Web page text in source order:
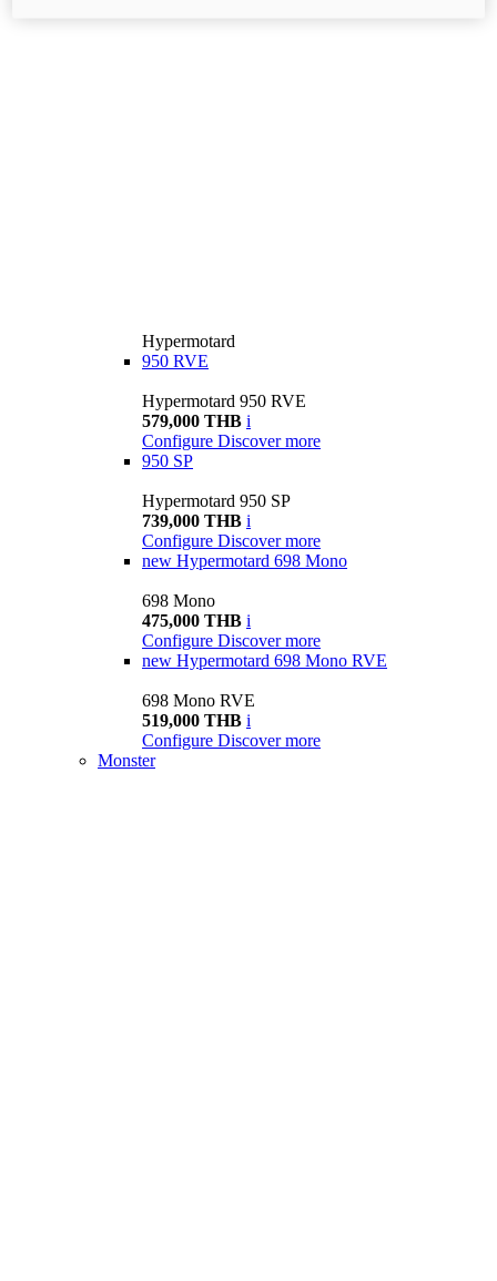
Hypermotard
950 RVE
Hypermotard 950 RVE
579,000 THB i
Configure Discover more
950 SP
Hypermotard 950 SP
739,000 THB i
Configure Discover more
new Hypermotard 698 Mono
698 Mono
475,000 THB i
Configure Discover more
new Hypermotard 698 Mono RVE
698 Mono RVE
519,000 THB i
Configure Discover more
Monster